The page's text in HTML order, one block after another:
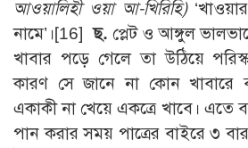
আওয়ালিহী ওয়া আ-খিরিহি)
নামে’।[16]ছ. প্লেট ও আঙ্গুল
খাবার পড়ে গেলে তা উঠিয়ে
কারণ সে জানে না কোন
একাকী না খেয়ে একত্রে খাবে। এতে
পান করার সময় পাত্রের বাইরে ৩